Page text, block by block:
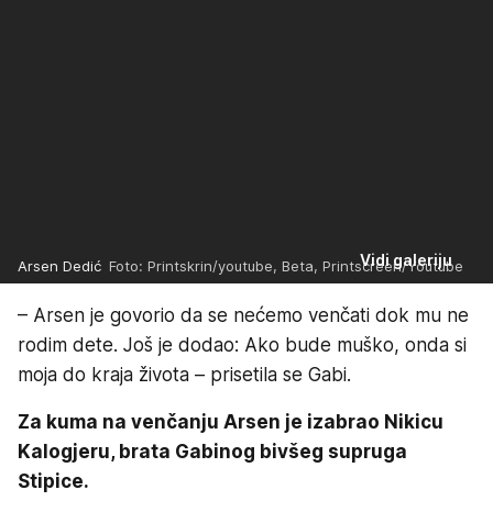
Vidi galeriju
Arsen Dedić Foto: Printskrin/youtube, Beta, Printscreen/Youtube
– Arsen je govorio da se nećemo venčati dok mu ne
rodim dete. Još je dodao: Ako bude muško, onda si
moja do kraja života – prisetila se Gabi.
Za kuma na venčanju Arsen je izabrao Nikicu
Kalogjeru, brata Gabinog bivšeg supruga
Stipice.